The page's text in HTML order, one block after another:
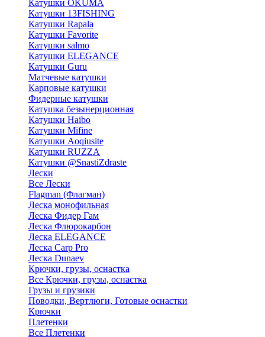
Катушки OKUMA
Катушки 13FISHING
Катушки Rapala
Катушки Favorite
Катушки salmo
Катушки ELEGANCE
Катушки Guru
Матчевые катушки
Карповые катушки
Фидерные катушки
Катушка безынерционная
Катушки Haibo
Катушки Mifine
Катушки Aoqiusite
Катушки RUZZA
Катушки @SnastiZdraste
Лески
Все Лески
Flagman (Флагман)
Леска монофильная
Леска Фидер Гам
Леска Флюрокарбон
Леска ELEGANCE
Леска Carp Pro
Леска Dunaev
Крючки, грузы, оснастка
Все Крючки, грузы, оснастка
Грузы и грузики
Поводки, Вертлюги, Готовые оснастки
Крючки
Плетенки
Все Плетенки